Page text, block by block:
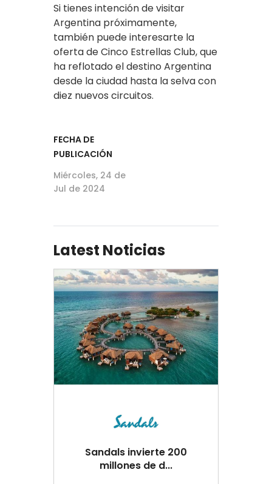
Si tienes intención de visitar
Argentina próximamente,
también puede interesarte la
oferta de Cinco Estrellas Club, que
ha reflotado el destino Argentina
desde la ciudad hasta la selva con
diez nuevos circuitos.
FECHA DE
PUBLICACIÓN
Miércoles, 24 de
Jul de 2024
Latest Noticias
Sandals invierte 200
millones de d...